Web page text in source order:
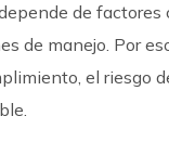
de
de manejo. Por
el riesgo